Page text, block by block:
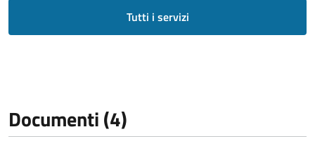
Tutti i servizi
Documenti (4)